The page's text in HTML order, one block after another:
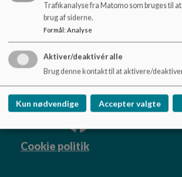
Vorningvej 33, Hammershøj, 8830
skole.hammershoej@viborg.dk
+45 87 87 21 75
EAN NR.
5798004537206
Tilgængelighedserklæring
Sitemap
Cookie politik
Trafikanalyse fra Matomo som bruges til
brug af siderne.
Formål: Analyse
Aktiver/deaktivér alle
Brug denne kontakt til at aktivere/
Kun nødvendige Accepter valgte